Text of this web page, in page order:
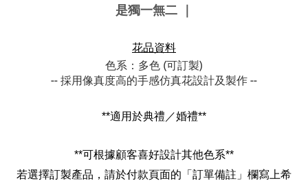
是獨一無二
花品資料
色系：多色 (可訂製)
-- 採用像真度高的手感仿真花設計及製作 --
**適用於典禮／婚禮**
**可根據顧客喜好設計其他色系**
若選擇訂製產品，請於付款頁面的「訂單備註」欄寫上希